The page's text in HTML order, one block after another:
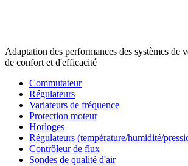
Adaptation des performances des systèmes de
de confort et d'efficacité
Commutateur
Régulateurs
Variateurs de fréquence
Protection moteur
Horloges
Régulateurs (température/humidité/
Contrôleur de flux
Sondes de qualité d'air